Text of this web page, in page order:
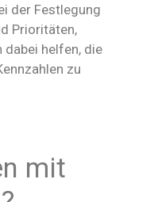
der Festlegung
Prioritäten,
dabei helfen, die
zu
mit